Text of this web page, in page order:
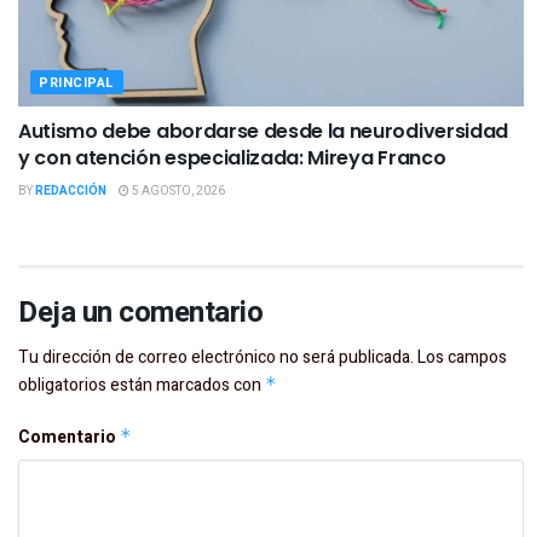
PRINCIPAL
Autismo debe abordarse desde la neurodiversidad
y con atención especializada: Mireya Franco
BYREDACCIÓN 5 AGOSTO, 2026
Deja un comentario
Tu dirección de correo electrónico no será publicada.Los campos
obligatorios están marcados con *
Comentario *